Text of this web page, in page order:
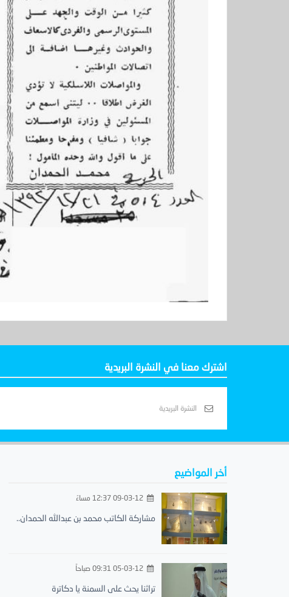
اشترك معنا في النشرة البريدية
أخر المواضيع
مشاركة الكاتب محمد بن عبدالله الحمدان..
تراثنا يحث على السمنة يا دكاترة